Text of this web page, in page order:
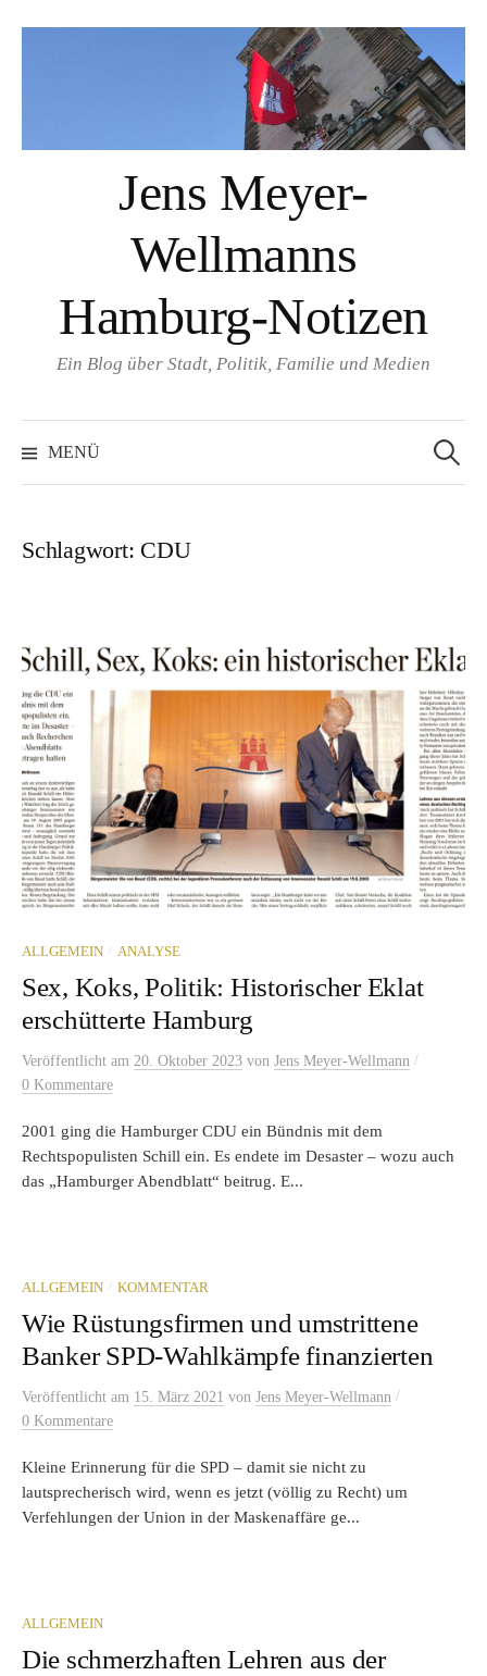
Jens Meyer-
Wellmanns
Hamburg-Notizen
Ein Blog über Stadt, Politik, Familie und Medien
MENÜ
nach:
Schlagwort: CDU
ALLGEMEIN / ANALYSE
Sex, Koks, Politik: Historischer Eklat
erschütterte Hamburg
Veröffentlicht am 20. Oktober 2023 von Jens Meyer-Wellmann /
0 Kommentare
2001 ging die Hamburger CDU ein Bündnis mit dem
Rechtspopulisten Schill ein. Es endete im Desaster – wozu auch
das „Hamburger Abendblatt“ beitrug. E...
ALLGEMEIN / KOMMENTAR
Wie Rüstungsfirmen und umstrittene
Banker SPD-Wahlkämpfe finanzierten
Veröffentlicht am 15. März 2021 von Jens Meyer-Wellmann /
0 Kommentare
Kleine Erinnerung für die SPD – damit sie nicht zu
lautsprecherisch wird, wenn es jetzt (völlig zu Recht) um
Verfehlungen der Union in der Maskenaffäre ge...
ALLGEMEIN
Die schmerzhaften Lehren aus der